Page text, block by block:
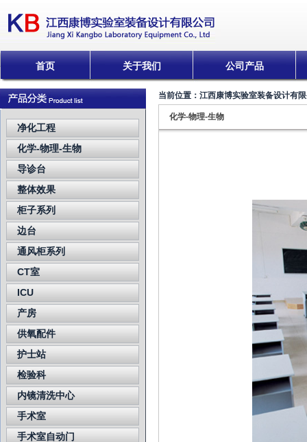
首页 关于我们 公司产品
净化工程
化学-物理-生物
导诊台
整体效果
柜子系列
边台
通风柜系列
CT室
ICU
产房
供氧配件
护士站
检验科
内镜清洗中心
手术室
手术室自动门
当前位置： 江西康博实验室装备设计有
化学-物理-生物